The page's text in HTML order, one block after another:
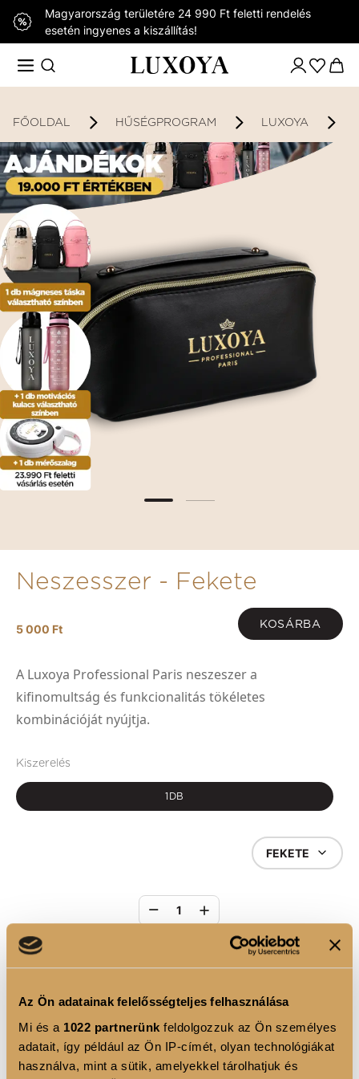
Az Ön adatainak felelősségteljes felhasználása
Mi és a 1022 partnerünk feldolgozzuk az Ön személyes
adatait, így például az Ön IP-címét, olyan technológiákat
használva, mint a sütik, amelyekkel tárolhatjuk és
Magyarország területére 24 990 Ft feletti rendelés
esetén ingyenes a kiszállítás!
FŐOLDAL HŰSÉGPROGRAM LUXOYA
Neszesszer - Fekete
5 000 Ft KOSÁRBA
A Luxoya Professional Paris neszeszer a
kifinomultság és funkcionalitás tökéletes
kombinációját nyújtja.
Kiszerelés
1DB
FEKETE
1
KOSÁRBA
TERMÉKLEÍRÁS
A Luxoya Professional Paris neszeszer az elegancia és